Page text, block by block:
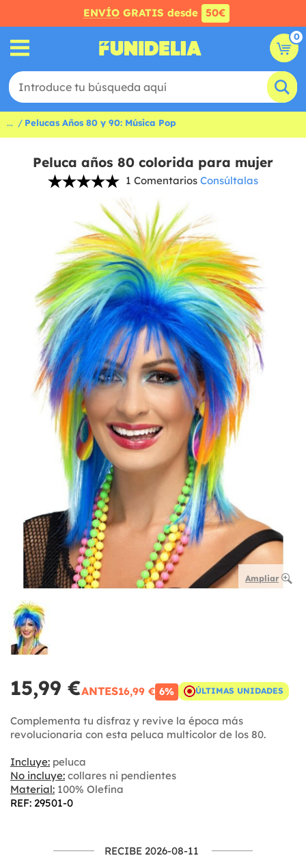
ENVÍO GRATIS desde 50€
0
... Pelucas Años 80 y 90: Música Pop
Peluca años 80 colorida para mujer
1 Comentarios Consúltalas
Ampliar
15,99 €ANTES16,99 € 6% ÚLTIMAS UNIDADES
Complementa tu disfraz y revive la época más
revolucionaria con esta peluca multicolor de los 80.
Incluye: peluca
No incluye: collares ni pendientes
Material: 100% Olefina
REF: 29501-0
RECIBE 2026-08-11